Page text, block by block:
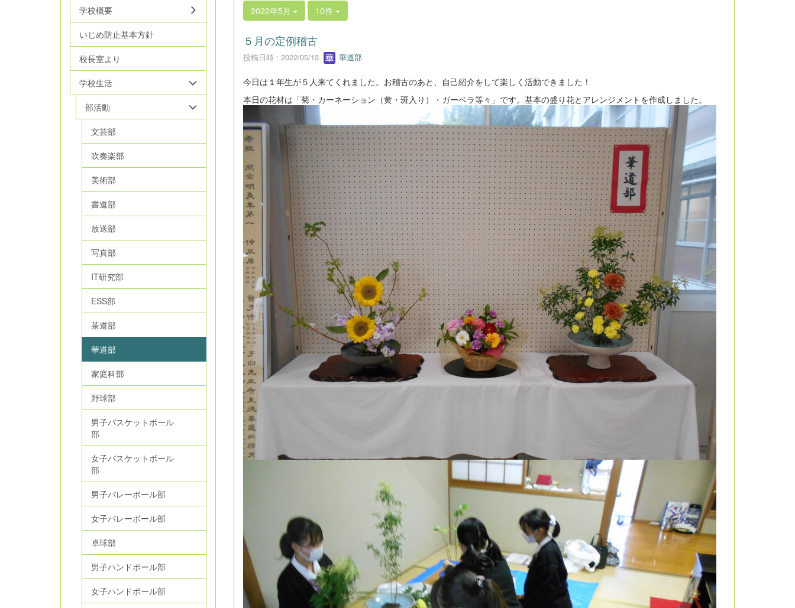
2022年5月 10件
５月の定例稽古
投稿日時 : 2022/05/13 華道部
今日は１年生が５人来てくれました。お稽古のあと、自己紹介をして楽しく活動できました！
本日の花材は「菊・カーネーション（黄・斑入り）・ガーベラ等々」です。基本の盛り花とアレンジメントを作成しました。
学校概要
いじめ防止基本方針
校長室より
学校生活
部活動
文芸部
吹奏楽部
美術部
書道部
放送部
写真部
IT研究部
ESS部
茶道部
華道部
家庭科部
野球部
男子バスケットボール
部
女子バスケットボール
部
男子バレーボール部
女子バレーボール部
卓球部
男子ハンドボール部
女子ハンドボール部